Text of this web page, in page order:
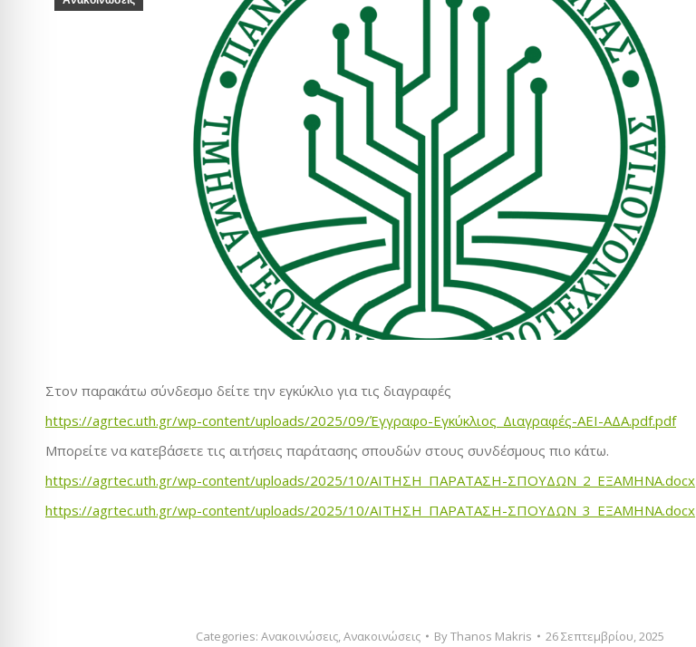
Στον παρακάτω σύνδεσμο δείτε την εγκύκλιο για τις διαγραφές
https://agrtec.uth.gr/wp-content/uploads/2025/09/Έγγραφο-Εγκύκλιος_Διαγραφές-ΑΕΙ-ΑΔΑ.pdf.pdf
Mπορείτε να κατεβάσετε τις αιτήσεις παράτασης σπουδών στους συνδέσμους πιο κάτω.
https://agrtec.uth.gr/wp-content/uploads/2025/10/ΑΙΤΗΣΗ_ΠΑΡΑΤΑΣΗ-ΣΠΟΥΔΩΝ_2_ΕΞΑΜΗΝΑ.docx
https://agrtec.uth.gr/wp-content/uploads/2025/10/ΑΙΤΗΣΗ_ΠΑΡΑΤΑΣΗ-ΣΠΟΥΔΩΝ_3_ΕΞΑΜΗΝΑ.docx
Categories: Ανακοινώσεις Ανακοινώσεις ByThanos Makris 26 Σεπτεμβρίου, 2025